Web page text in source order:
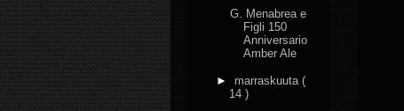
G. Menabrea e
Figli 150
Anniversario
Amber Ale
► marraskuuta (
14 )